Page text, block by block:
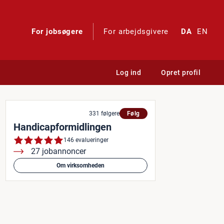
For jobsøgere For arbejdsgivere DA EN
Log ind Opret profil
på 17 år - Hvidovre
331 følgere Følg
Handicapformidlingen
146 evalueringer
27 jobannoncer
Om virksomheden